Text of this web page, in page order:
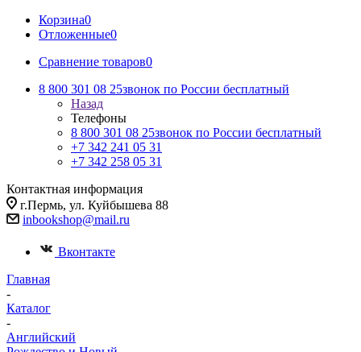
Корзина0
Отложенные0
Сравнение товаров0
8 800 301 08 25звонок по России бесплатный
Назад
Телефоны
8 800 301 08 25звонок по России бесплатный
+7 342 241 05 31
+7 342 258 05 31
Контактная информация
г.Пермь, ул. Куйбышева 88
inbookshop@mail.ru
Вконтакте
Главная
-
Каталог
-
Английский